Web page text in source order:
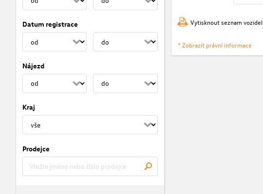
Datum registrace
Nájezd
Kraj
Prodejce
Vytisknout seznam vozidel
* Zobrazit právní informace